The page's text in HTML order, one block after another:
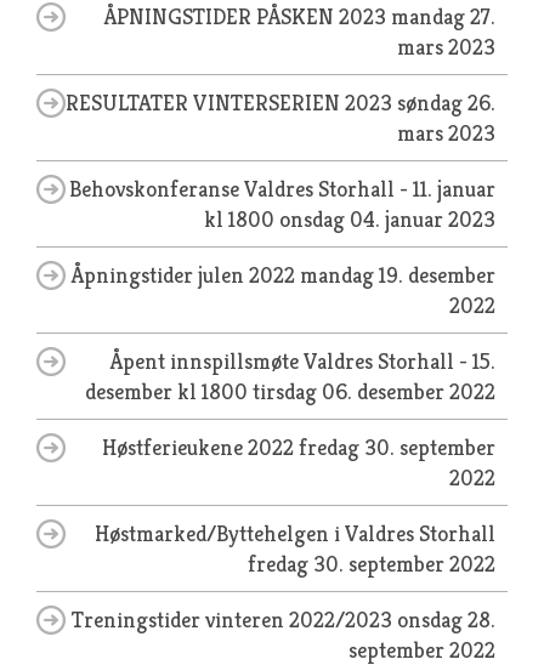
ÅPNINGSTIDER PÅSKEN 2023 mandag 27.
mars 2023
RESULTATER VINTERSERIEN 2023 søndag 26.
mars 2023
Behovskonferanse Valdres Storhall - 11. januar
kl 1800 onsdag 04. januar 2023
Åpningstider julen 2022 mandag 19. desember
2022
Åpent innspillsmøte Valdres Storhall - 15.
desember kl 1800 tirsdag 06. desember 2022
Høstferieukene 2022fredag 30. september
2022
Høstmarked/Byttehelgen i Valdres Storhall
fredag 30. september 2022
Treningstider vinteren 2022/2023 onsdag 28.
september 2022